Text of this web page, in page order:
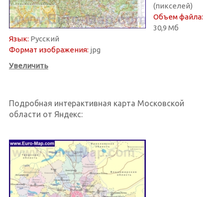
(пикселей)
Объем файла:
30,9 Мб
Язык: Русский
Формат изображения: jpg
Увеличить
Подробная интерактивная карта Московской
области от Яндекс: